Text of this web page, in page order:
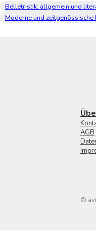
Belletristik: allgemein und
Moderne und
AGB
©